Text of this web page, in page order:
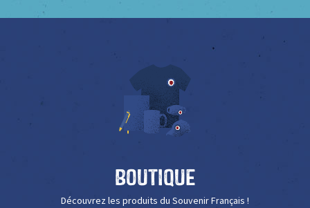
Boutique
Découvrez les produits du Souvenir Français !